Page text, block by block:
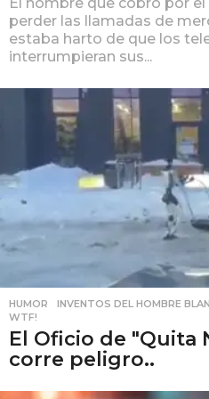
perder las llamadas de
estaba harto de que los
interrumpieran sus...
HUMOR ,INVENTOS DEL HOMBRE
WTF!
El Oficio de "Quita
corre peligro..